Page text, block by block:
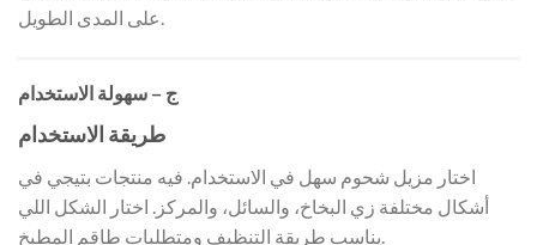
ج – سهولة الاستخدام
طريقة الاستخدام
اختار مزيل شحوم سهل في الاستخدام. فيه منتجات بتيجي في
أشكال مختلفة زي البخاخ، والسائل، والمركز. اختار الشكل اللي